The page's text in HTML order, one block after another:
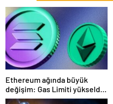
Ethereum ağında büyük
değişim: Gas Limiti yükseldi,
işlem ücretleri düşebilir mi?